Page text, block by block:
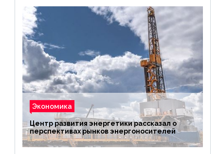
Экономика
Центр развития энергетики рассказал о
перспективах рынков энергоносителей